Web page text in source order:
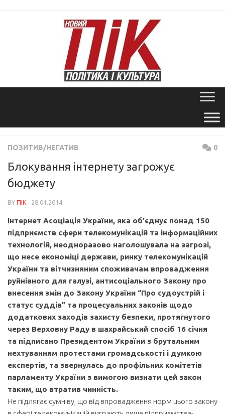
ПОЗИТИВ/НЕГАТИВ 0
Блокування інтернету загрожує
бюджету
BY ПІК · 28.01.2014
Інтернет Асоціація України, яка об’єднує понад 150
підприємств сфери телекомунікацій та інформаційних
технологій, неодноразово наголошувала на загрозі,
що несе економіці держави, ринку телекомунікацій
України та вітчизняним споживачам впровадження
руйнівного для галузі, антисоціального Закону про
внесення змін до Закону України “Про судоустрій і
статус суддів” та процесуальних законів щодо
додаткових заходів захисту безпеки, протягнутого
через Верховну Раду в шахрайський спосіб 16 січня
та підписано Президентом України з брутальним
нехтуванням протестами громадськості і думкою
експертів, та звернулась до профільних комітетів
парламенту України з вимогою визнати цей закон
таким, що втратив чинність.
Не підлягає сумніву, що від впровадження норм цього закону